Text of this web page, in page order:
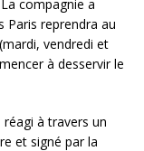
compagnie a
Paris reprendra au
vendredi et
à desservir le
à travers un
et signé par la